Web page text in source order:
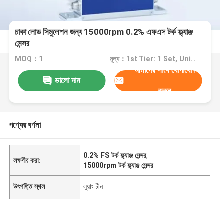
চাকা লোড সিমুলেশন জন্য 15000rpm 0.2% এফএস টর্ক ফ্ল্যাঞ্জ
সেন্সর
MOQ：1 মূল্য：1st Tier: 1 Set, Unit Price USD 3.00 2nd Tier: 2-5 Sets, Unit Price USD 2.00 3rd Tier: Over 5 Sets, Unit Price USD 1.00
ভালো দাম
আমাদের সাথে যোগাযোগ
করুন
পণ্যের বর্ণনা
লক্ষণীয় করা:
0.2% FS টর্ক ফ্ল্যাঞ্জ সেন্সর,
15000rpm টর্ক ফ্ল্যাঞ্জ সেন্সর
উৎপত্তি স্থল লুয়াং চীন